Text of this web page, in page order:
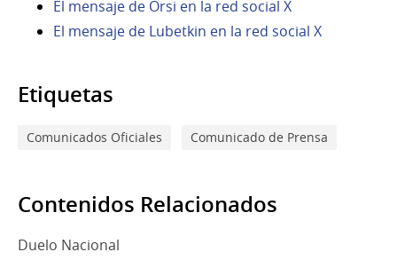
El mensaje de Orsi en la red social X
El mensaje de Lubetkin en la red social X
Etiquetas
Comunicados Oficiales Comunicado de Prensa
Contenidos Relacionados
Duelo Nacional